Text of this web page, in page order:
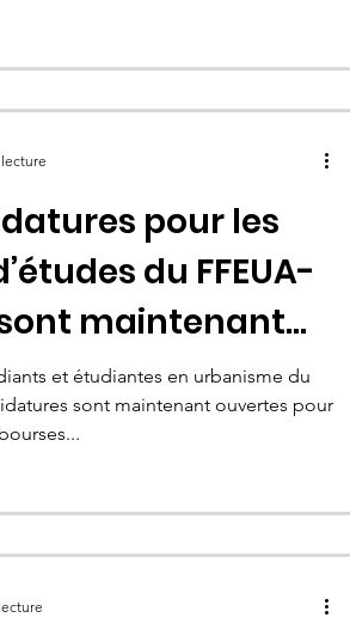
pour les
du FFEUA-
sont maintenant
et étudiantes en urbanisme du
sont maintenant ouvertes pour